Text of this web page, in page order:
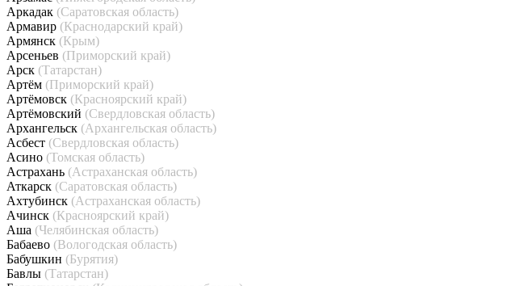
Аркадак (Саратовская область)
Армавир (Краснодарский край)
Армянск (Крым)
Арсеньев (Приморский край)
Арск (Татарстан)
Артём (Приморский край)
Артёмовск (Красноярский край)
Артёмовский (Свердловская область)
Архангельск (Архангельская область)
Асбест (Свердловская область)
Асино (Томская область)
Астрахань (Астраханская область)
Аткарск (Саратовская область)
Ахтубинск (Астраханская область)
Ачинск (Красноярский край)
Аша (Челябинская область)
Бабаево (Вологодская область)
Бабушкин (Бурятия)
Бавлы (Татарстан)